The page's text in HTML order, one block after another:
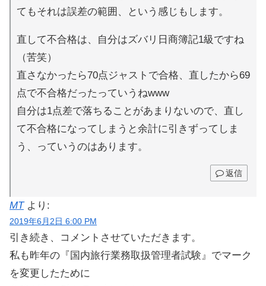
てもそれは誤差の範囲、という感じもします。
直して不合格は、自分はズバリ日商簿記1級ですね
（苦笑）
直さなかったら70点ジャストで合格、直したから69
点で不合格だったっていうねwww
自分は1点差で落ちることがあまりないので、直し
て不合格になってしまうと余計に引きずってしま
う、っていうのはあります。
返信
MT より:
2019年6月2日 6:00 PM
引き続き、コメントさせていただきます。
私も昨年の『国内旅行業務取扱管理者試験』でマーク
を変更したために